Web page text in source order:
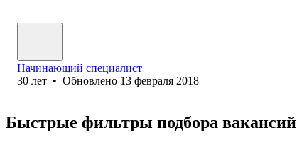
Начинающий специалист
30 лет • Обновлено 13 февраля 2018
Быстрые фильтры подбора вакансий